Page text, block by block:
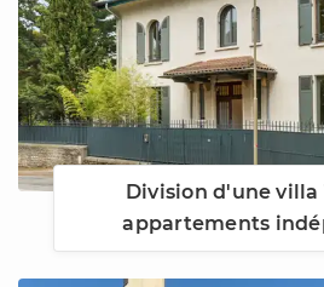
Division d'une villa
appartements